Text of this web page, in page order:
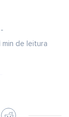
min de leitura